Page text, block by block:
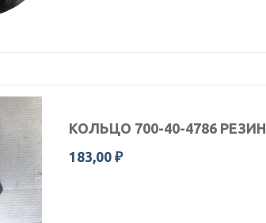
КОЛЬЦО 700-40-4786
183,00 ₽